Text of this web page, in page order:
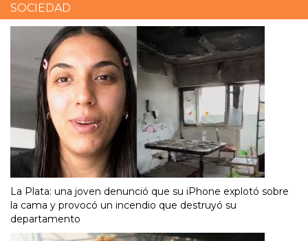
SOCIEDAD
La Plata: una joven denunció que su iPhone explotó sobre
la cama y provocó un incendio que destruyó su
departamento